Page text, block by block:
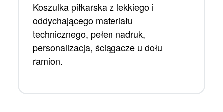
Koszulka piłkarska z lekkiego i
oddychającego materiału
technicznego, pełen nadruk,
personalizacja, ściągacze u dołu
ramion.